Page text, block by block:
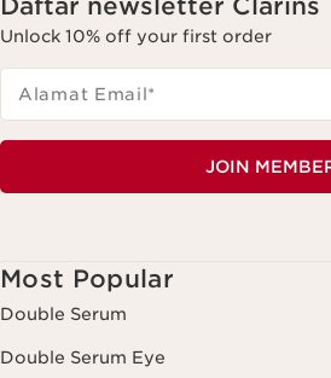
Daftar newsletter Clarins
Unlock 10% off your first order
Alamat Email*
JOIN
Most Popular
Double Serum
Double Serum Eye